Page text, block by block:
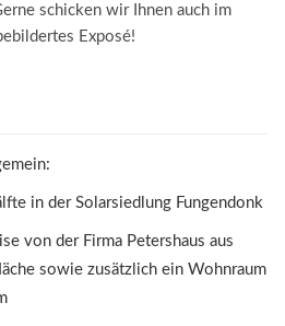
schicken wir Ihnen auch im
Exposé!
in der Solarsiedlung Fungendonk
von der Firma Petershaus aus
sowie zusätzlich ein Wohnraum